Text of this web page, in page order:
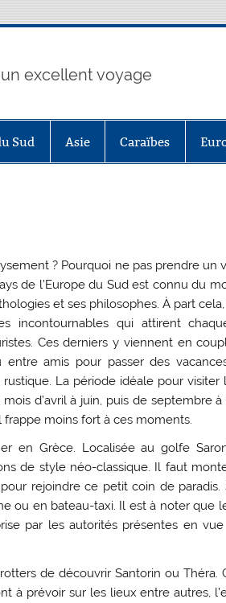
excellent voyage
Sud Asie Caraïbes
? Pourquoi ne pas prendre un
de l’Europe du Sud est connu du
et ses philosophes. À part
incontournables qui attirent
Ces derniers y viennent en
amis pour passer des
rustique. La période idéale pour visiter
d’avril à juin, puis de septembre
frappe moins fort à ces moments.
en Grèce. Localisée au golfe
de style néo-classique. Il faut
rejoindre ce petit coin de paradis.
ou en bateau-taxi. Il est à noter que
par les autorités présentes en
de découvrir Santorin ou Théra.
à prévoir sur les lieux entre autres,